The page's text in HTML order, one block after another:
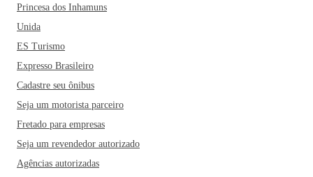
Princesa dos Inhamuns
Unida
ES Turismo
Expresso Brasileiro
Cadastre seu ônibus
Seja um motorista parceiro
Fretado para empresas
Seja um revendedor autorizado
Agências autorizadas